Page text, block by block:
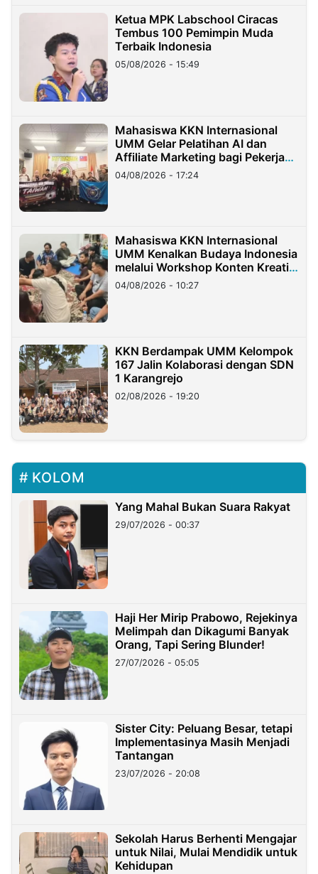
Ketua MPK Labschool Ciracas
Tembus 100 Pemimpin Muda
Terbaik Indonesia
05/08/2026 - 15:49
Mahasiswa KKN Internasional
UMM Gelar Pelatihan AI dan
Affiliate Marketing bagi Pekerja
Migran Indonesia di Taiwan
04/08/2026 - 17:24
Mahasiswa KKN Internasional
UMM Kenalkan Budaya Indonesia
melalui Workshop Konten Kreatif
di Taiwan
04/08/2026 - 10:27
KKN Berdampak UMM Kelompok
167 Jalin Kolaborasi dengan SDN
1 Karangrejo
02/08/2026 - 19:20
KOLOM
Yang Mahal Bukan Suara Rakyat
29/07/2026 - 00:37
Haji Her Mirip Prabowo, Rejekinya
Melimpah dan Dikagumi Banyak
Orang, Tapi Sering Blunder!
27/07/2026 - 05:05
Sister City: Peluang Besar, tetapi
Implementasinya Masih Menjadi
Tantangan
23/07/2026 - 20:08
Sekolah Harus Berhenti Mengajar
untuk Nilai, Mulai Mendidik untuk
Kehidupan